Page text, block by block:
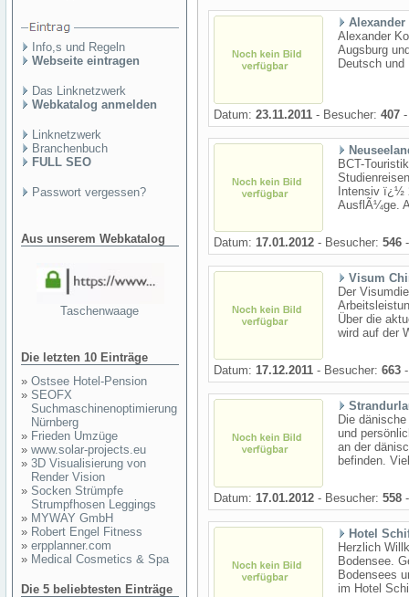
Info,s und Regeln
Webseite eintragen
Das Linknetzwerk
Webkatalog anmelden
Linknetzwerk
Branchenbuch
FULL SEO
Passwort vergessen?
Aus unserem Webkatalog
Taschenwaage
Die letzten 10 Einträge
» Ostsee Hotel-Pension
» SEOFX
Suchmaschinenoptimierung
Nürnberg
» Frieden Umzüge
» www.solar-projects.eu
» 3D Visualisierung von
Render Vision
» Socken Strümpfe
Strumpfhosen Leggings
» MYWAY GmbH
» Robert Engel Fitness
» erpplanner.com
» Medical Cosmetics & Spa
Die 5 beliebtesten Einträge
Alexander
Alexander
Augsburg
Deutsch
Datum: 23.11.2011 - Besucher: 407
BCT-
Intensiv ï¿½
AusflÃ¼ge.
Datum: 17.01.2012 - Besucher: 546
Visum
Der
Über die
wird auf der
Datum: 17.12.2011 - Besucher: 663
Die
und
an der
befinden.
Datum: 17.01.2012 - Besucher: 558
Hotel
Herzlich
Bodensee.
Bodensees
im Hotel